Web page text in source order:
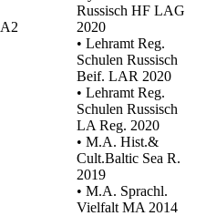
A2
Russisch HF LAG
2020
• Lehramt Reg.
Schulen Russisch
Beif. LAR 2020
• Lehramt Reg.
Schulen Russisch
LA Reg. 2020
• M.A. Hist.&
Cult.Baltic Sea R.
2019
• M.A. Sprachl.
Vielfalt MA 2014